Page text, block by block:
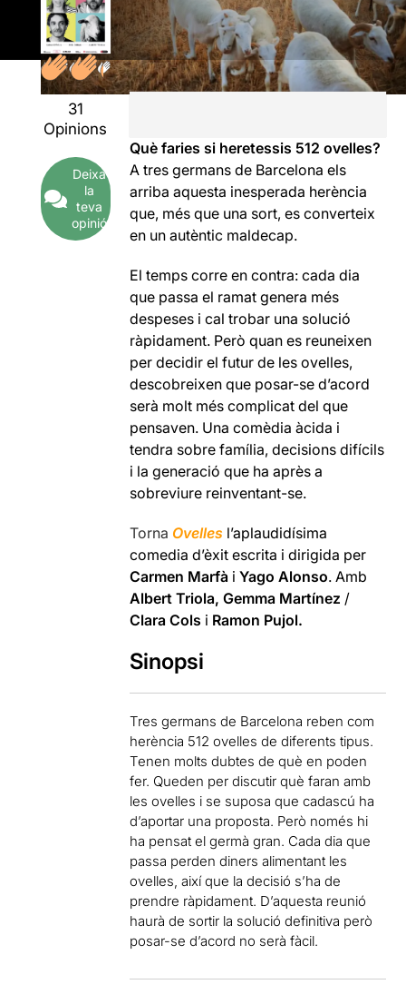
31
Opinions
Deixa
la
teva
opinió
Què faries si heretessis 512 ovelles?
A tres germans de Barcelona els
arriba aquesta inesperada herència
que, més que una sort, es converteix
en un autèntic maldecap.
El temps corre en contra: cada dia
que passa el ramat genera més
despeses i cal trobar una solució
ràpidament. Però quan es reuneixen
per decidir el futur de les ovelles,
descobreixen que posar-se d’acord
serà molt més complicat del que
pensaven. Una comèdia àcida i
tendra sobre família, decisions difícils
i la generació que ha après a
sobreviure reinventant-se.
Torna Ovelles l’aplaudidísima
comedia d’èxit escrita i dirigida per
Carmen Marfà iYago Alonso. Amb
Albert Triola, Gemma Martínez /
Clara Cols i Ramon Pujol.
Sinopsi
Tres germans de Barcelona reben com
herència 512 ovelles de diferents tipus.
Tenen molts dubtes de què en poden
fer. Queden per discutir què faran amb
les ovelles i se suposa que cadascú ha
d’aportar una proposta. Però només hi
ha pensat el germà gran. Cada dia que
passa perden diners alimentant les
ovelles, així que la decisió s’ha de
prendre ràpidament. D’aquesta reunió
haurà de sortir la solució definitiva però
posar-se d’acord no serà fàcil.